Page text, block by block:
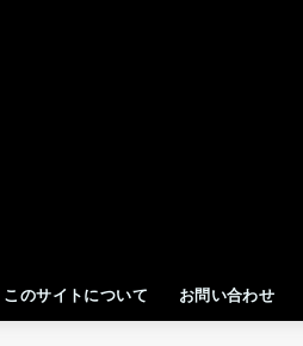
このサイトについて お問い合わせ